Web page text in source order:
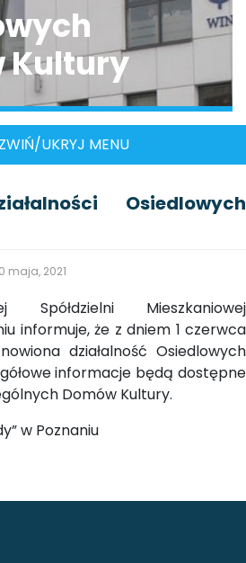
Kultury
UKRYJ MENU
Osiedlowych
maja, 2021
Spółdzielni Mieszkaniowej
informuje, że z dniem 1 czerwca
działalność Osiedlowych
informacje będą dostępne
Domów Kultury.
w Poznaniu